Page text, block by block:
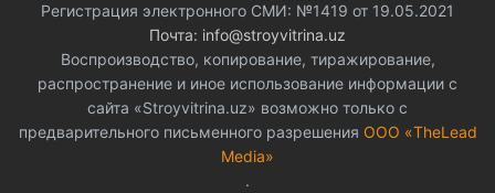
Регистрация электронного СМИ: №1419 от 19.05.2021
Почта: info@stroyvitrina.uz
Воспроизводство, копирование, тиражирование,
распространение и иное использование информации с
сайта «Stroyvitrina.uz» возможно только с
предварительного письменного разрешения ООО «TheLead
Media»
.